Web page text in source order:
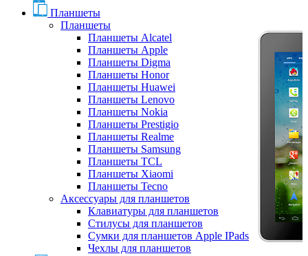
Планшеты
Планшеты
Планшеты Alcatel
Планшеты Apple
Планшеты Digma
Планшеты Honor
Планшеты Huawei
Планшеты Lenovo
Планшеты Nokia
Планшеты Prestigio
Планшеты Realme
Планшеты Samsung
Планшеты TCL
Планшеты Xiaomi
Планшеты Tecno
Аксессуары для планшетов
Клавиатуры для планшетов
Стилусы для планшетов
Сумки для планшетов Apple IPads
Чехлы для планшетов